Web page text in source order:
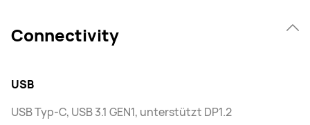
Connectivity
USB
USB Typ-C, USB 3.1 GEN1, unterstützt DP1.2